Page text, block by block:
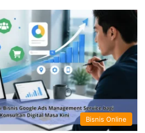
Bisnis Online